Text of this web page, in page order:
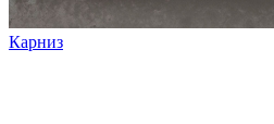
Карниз